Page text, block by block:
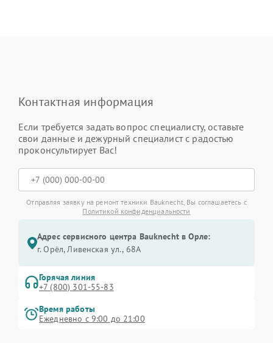
Контактная информация
Если требуется задать вопрос специалисту, оставьте
свои данные и дежурный специалист с радостью
проконсультирует Вас!
Отправляя заявку на ремонт техники Bauknecht, Вы соглашаетесь с
Политикой конфиденциальности
Адрес сервисного центра Bauknecht в Орле:
г. Орёл, Ливенская ул., 68А
Горячая линия
+7 (800) 301-55-83
Время работы
Ежедневно с 9:00 до 21:00